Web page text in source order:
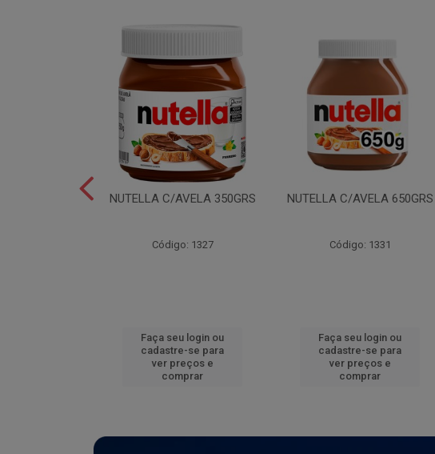
NUTELLA C/AVELA 350GRS
Código: 1327
Faça seu login ou
cadastre-se para
ver preços e
comprar
NUTELLA C/AVELA 650GRS
Código: 1331
Faça seu login ou
cadastre-se para
ver preços e
comprar